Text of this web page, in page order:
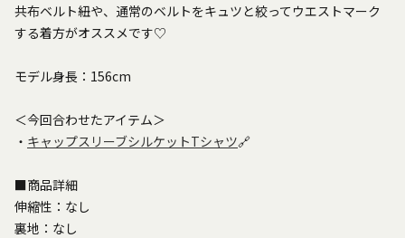
共布ベルト紐や、通常のベルトをキュツと絞ってウエストマーク
する着方がオススメです♡
モデル身長：156cm
＜今回合わせたアイテム＞
・ キャップスリーブシルケットTシャツ🔗
■商品詳細
伸縮性：なし
裏地：なし